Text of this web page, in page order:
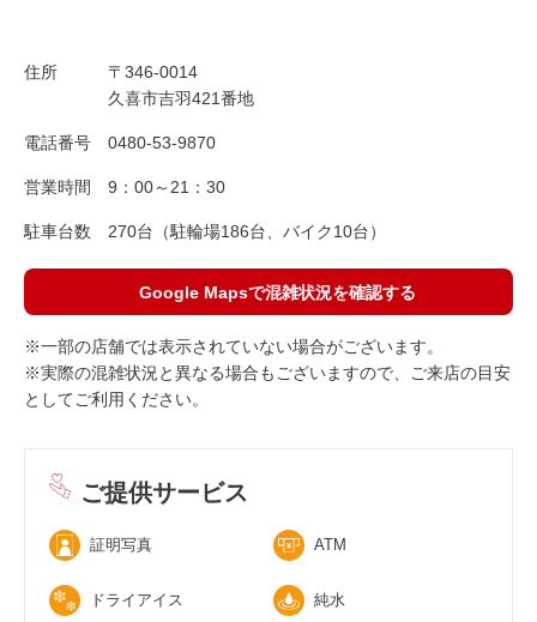
住所
〒346-0014
久喜市吉羽421番地
電話番号 0480-53-9870
営業時間 9：00～21：30
駐車台数 270台（駐輪場186台、バイク10台）
Google Mapsで混雑状況を確認する
※一部の店舗では表示されていない場合がございます。
※実際の混雑状況と異なる場合もございますので、ご来店の目安
としてご利用ください。
ご提供サービス
証明写真 ATM
ドライアイス 純水